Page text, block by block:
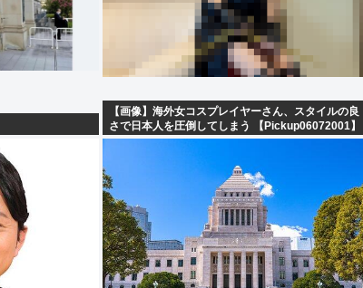
【画像】海外女コスプレイヤーさん、スタイルの良
さで日本人を圧倒してしまう 【Pickup06072001】